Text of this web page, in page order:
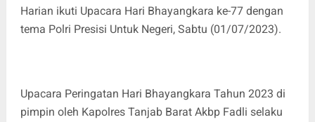
Harian ikuti Upacara Hari Bhayangkara ke-77 dengan
tema Polri Presisi Untuk Negeri, Sabtu (01/07/2023).
Upacara Peringatan Hari Bhayangkara Tahun 2023 di
pimpin oleh Kapolres Tanjab Barat Akbp Fadli selaku